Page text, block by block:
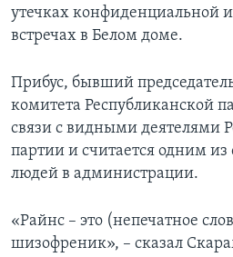
утечках конфиденциальной
встречах в Белом доме.
Прибус, бывший
комитета Республиканской
связи с видными деятелями
партии и считается одним
людей в администрации.
«Райнс – это (непечатное
шизофреник», – сказал